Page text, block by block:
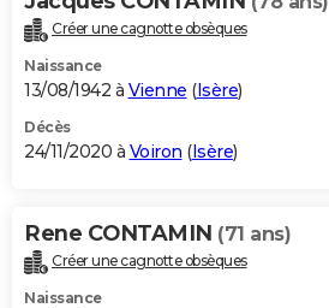
Créer une cagnotte obsèques
Naissance
13/08/1942 à Vienne (Isère)
Décès
24/11/2020 à Voiron (Isère)
Rene CONTAMIN (71 ans)
Créer une cagnotte obsèques
Naissance